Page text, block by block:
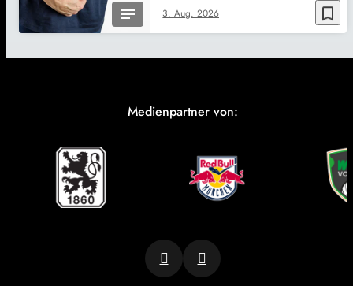
bookmark_border
3. Aug. 2026
Medienpartner von: